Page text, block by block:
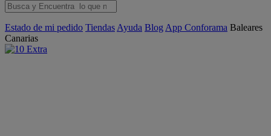
Estado de mi pedido Tiendas Ayuda Blog App Conforama Baleares
Canarias